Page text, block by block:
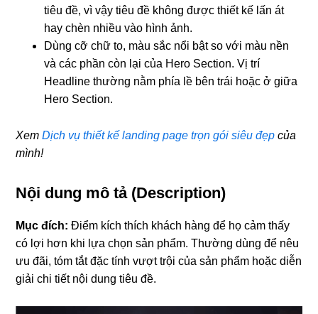
tiêu đề, vì vậy tiêu đề không được thiết kế lấn át
hay chèn nhiều vào hình ảnh.
Dùng cỡ chữ to, màu sắc nổi bật so với màu nền
và các phần còn lại của Hero Section. Vị trí
Headline thường nằm phía lề bên trái hoặc ở giữa
Hero Section.
XemDịch vụ thiết kế landing page trọn gói siêu đẹp của
mình!
Nội dung mô tả (Description)
Mục đích: Điểm kích thích khách hàng để họ cảm thấy
có lợi hơn khi lựa chọn sản phẩm. Thường dùng để nêu
ưu đãi, tóm tắt đặc tính vượt trội của sản phẩm hoặc diễn
giải chi tiết nội dung tiêu đề.